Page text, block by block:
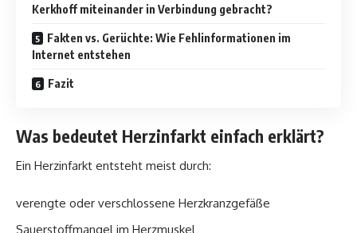
Kerkhoff miteinander in Verbindung gebracht?
Fakten vs. Gerüchte: Wie Fehlinformationen im
Internet entstehen
Fazit
Was bedeutet Herzinfarkt einfach erklärt?
Ein Herzinfarkt entsteht meist durch:
verengte oder verschlossene Herzkranzgefäße
Sauerstoffmangel im Herzmuskel